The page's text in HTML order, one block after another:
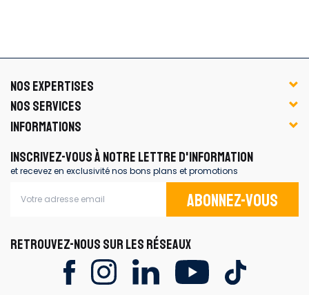
NOS EXPERTISES
NOS SERVICES
INFORMATIONS
INSCRIVEZ-VOUS À NOTRE LETTRE D'INFORMATION
et recevez en exclusivité nos bons plans et promotions
Abonnez-vous
RETROUVEZ-NOUS SUR LES RÉSEAUX